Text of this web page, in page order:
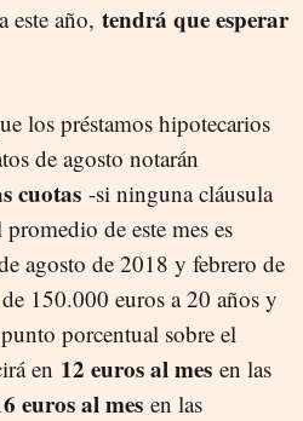
este año, tendrá que esperar
los préstamos hipotecarios
de agosto notarán
cuotas -si ninguna cláusula
de este mes es
agosto de 2018 y febrero de
150.000 euros a 20 años y
porcentual sobre el
en 12 euros al mes en las
euros al mes en las